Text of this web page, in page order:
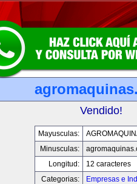
Vendido!
Mayusculas:
Minusculas:
Longitud:
12 caracteres
Categorias:
Empresas e